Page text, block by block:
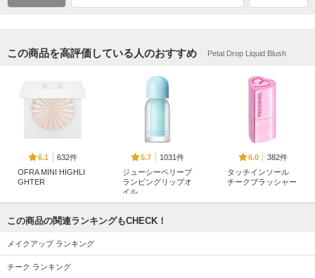
この商品を高評価している人のおすすめ Petal Drop Liquid Blush
6.1
632件
OFRA MINI HIGHLI
GHTER
5.7
1031件
ジューシーベリープ
ランピングリップオ
イル
6.0
382件
タッチインソール
チークブラッシャー
この商品の関連ランキングもCHECK！
メイクアップ ランキング
チーク ランキング